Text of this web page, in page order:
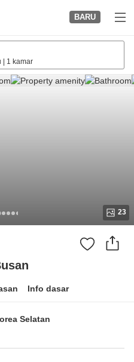
BARU
1 kamar
23
Info dasar
Selatan